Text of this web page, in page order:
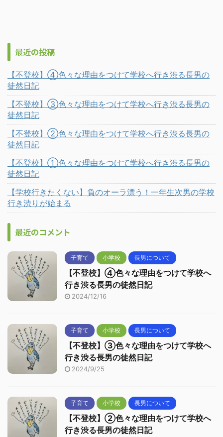
最近の投稿
【不登校】④色々な理由をつけて学校へ行き渋る長男の
徒然日記
【不登校】③色々な理由をつけて学校へ行き渋る長男の
徒然日記
【不登校】②色々な理由をつけて学校へ行き渋る長男の
徒然日記
【不登校】①色々な理由をつけて学校へ行き渋る長男の
徒然日記
【学校行きたくない】負のオーラ漂う！一年生次男の学校
行き渋りが始まる
最近のコメント
子育て 小学校 長男について
【不登校】④色々な理由をつけて学校へ
行き渋る長男の徒然日記
2024/12/16
子育て 小学校 長男について
【不登校】③色々な理由をつけて学校へ
行き渋る長男の徒然日記
2024/9/25
子育て 小学校 長男について
【不登校】②色々な理由をつけて学校へ
行き渋る長男の徒然日記